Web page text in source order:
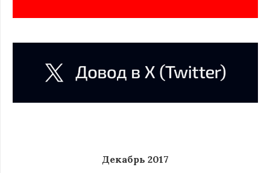
Декабрь 2017